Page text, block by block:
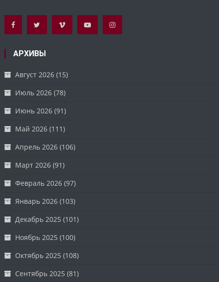
АРХИВЫ
Август 2026 (15)
Июль 2026 (78)
Июнь 2026 (91)
Май 2026 (111)
Апрель 2026 (106)
Март 2026 (91)
Февраль 2026 (97)
Январь 2026 (103)
Декабрь 2025 (101)
Ноябрь 2025 (100)
Октябрь 2025 (108)
Сентябрь 2025 (81)